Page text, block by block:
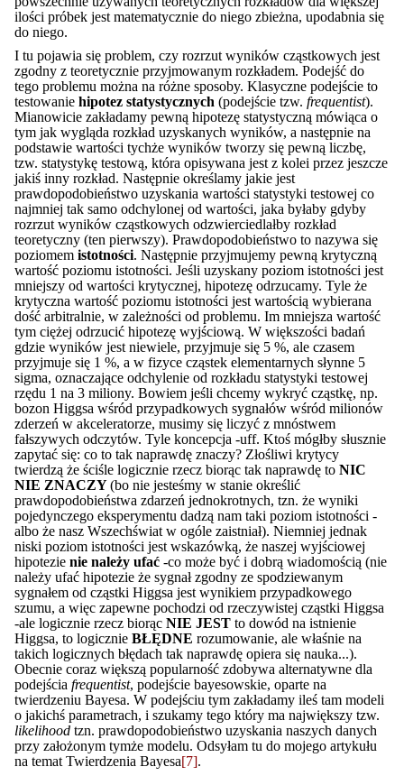
ilości próbek jest matematycznie do niego zbieżna, upodabnia się
do niego.
I tu pojawia się problem, czy rozrzut wyników cząstkowych jest
zgodny z teoretycznie przyjmowanym rozkładem. Podejść do
tego problemu można na różne sposoby. Klasyczne podejście to
testowaniehipotez statystycznych (podejście tzw.frequentist).
Mianowicie zakładamy pewną hipotezę statystyczną mówiąca o
tym jak wygląda rozkład uzyskanych wyników, a następnie na
podstawie wartości tychże wyników tworzy się pewną liczbę,
tzw. statystykę testową, która opisywana jest z kolei przez jeszcze
jakiś inny rozkład. Następnie określamy jakie jest
prawdopodobieństwo uzyskania wartości statystyki testowej co
najmniej tak samo odchylonej od wartości, jaka byłaby gdyby
rozrzut wyników cząstkowych odzwierciedlałby rozkład
teoretyczny (ten pierwszy). Prawdopodobieństwo to nazywa się
poziomemistotności. Następnie przyjmujemy pewną krytyczną
wartość poziomu istotności. Jeśli uzyskany poziom istotności jest
mniejszy od wartości krytycznej, hipotezę odrzucamy. Tyle że
krytyczna wartość poziomu istotności jest wartością wybierana
dość arbitralnie, w zależności od problemu. Im mniejsza wartość
tym ciężej odrzucić hipotezę wyjściową. W większości badań
gdzie wyników jest niewiele, przyjmuje się 5 %, ale czasem
przyjmuje się 1 %, a w fizyce cząstek elementarnych słynne 5
sigma, oznaczające odchylenie od rozkładu statystyki testowej
rzędu 1 na 3 miliony. Bowiem jeśli chcemy wykryć cząstkę, np.
bozon Higgsa wśród przypadkowych sygnałów wśród milionów
zderzeń w akceleratorze, musimy się liczyć z mnóstwem
fałszywych odczytów. Tyle koncepcja -uff. Ktoś mógłby słusznie
zapytać się: co to tak naprawdę znaczy? Złośliwi krytycy
twierdzą że ściśle logicznie rzecz biorąc tak naprawdę toNIC
NIE ZNACZY(bo nie jesteśmy w stanie określić
prawdopodobieństwa zdarzeń jednokrotnych, tzn. że wyniki
pojedynczego eksperymentu dadzą nam taki poziom istotności -
albo że nasz Wszechświat w ogóle zaistniał). Niemniej jednak
niski poziom istotności jest wskazówką, że naszej wyjściowej
hipotezienie należy ufać-co może być i dobrą wiadomością (nie
należy ufać hipotezie że sygnał zgodny ze spodziewanym
sygnałem od cząstki Higgsa jest wynikiem przypadkowego
szumu, a więc zapewne pochodzi od rzeczywistej cząstki Higgsa
-ale logicznie rzecz biorącNIE JESTto dowód na istnienie
Higgsa, to logicznieBŁĘDNE rozumowanie, ale właśnie na
takich logicznych błędach tak naprawdę opiera się nauka...).
Obecnie coraz większą popularność zdobywa alternatywne dla
podejściafrequentist, podejście bayesowskie, oparte na
twierdzeniu Bayesa. W podejściu tym zakładamy ileś tam modeli
o jakichś parametrach, i szukamy tego który ma największy tzw.
likelihoodtzn. prawdopodobieństwo uzyskania naszych danych
przy założonym tymże modelu. Odsyłam tu do mojego artykułu
na temat Twierdzenia Bayesa[7].